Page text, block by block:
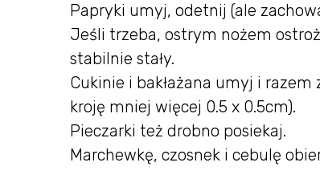
Papryki umyj, odetnij (ale
Jeśli trzeba, ostrym nożem
stabilnie stały.
Cukinie i bakłażana umyj i
kroję mniej więcej 0.5 x 0.5cm).
Pieczarki też drobno posiekaj.
Marchewkę, czosnek i cebulę